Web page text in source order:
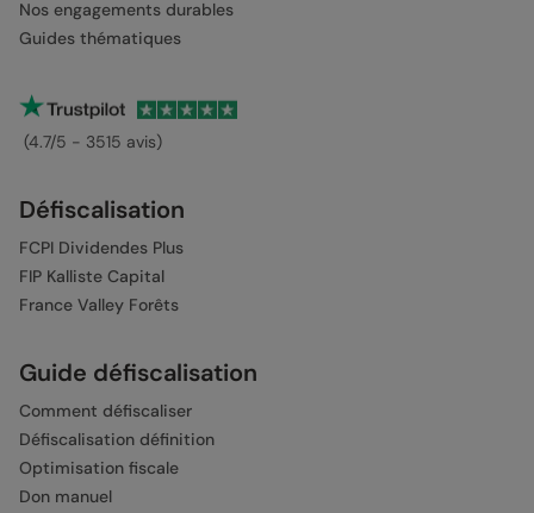
Nos engagements durables
Guides thématiques
(4.7/5 - 3515 avis)
Défiscalisation
FCPI Dividendes Plus
FIP Kalliste Capital
France Valley Forêts
Guide défiscalisation
Comment défiscaliser
Défiscalisation définition
Optimisation fiscale
Don manuel